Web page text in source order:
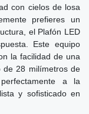
con cielos de losa
prefieres un
el Plafón LED
Este equipo
la facilidad de una
de 28 milímetros de
a la
y sofisticado en